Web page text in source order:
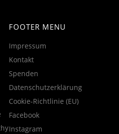
FOOTER MENU
Impressum
Kontakt
Spenden
Datenschutzerklärung
Cookie-Richtlinie (EU)
Facebook
Instagram